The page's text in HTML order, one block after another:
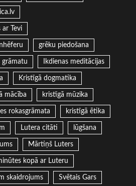
ar Tevi
grēku piedošana
grāmatu Ikdienas meditācijas
Kristīgā dogmatika
mācība kristīgā mūzika
rokasgrāmata kristīgā ētika
Lutera citāti lūgšana
Mārtiņš Luters
kopā ar Luteru
skaidrojums Svētais Gars